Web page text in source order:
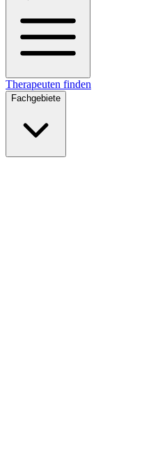
Therapeuten finden
Fachgebiete